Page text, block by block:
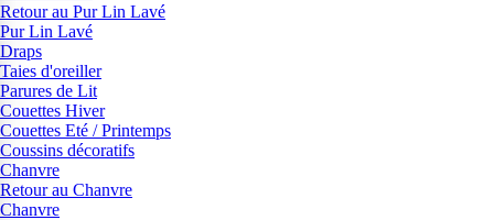
Retour au Pur Lin Lavé
Pur Lin Lavé
Draps
Taies d'oreiller
Parures de Lit
Couettes Hiver
Couettes Eté / Printemps
Coussins décoratifs
Chanvre
Retour au Chanvre
Chanvre